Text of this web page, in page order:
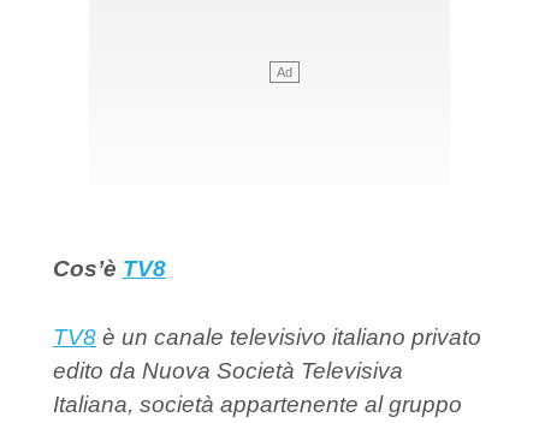
Cos’è TV8
TV8 è un canale televisivo italiano privato
edito da Nuova Società Televisiva
Italiana, società appartenente al gruppo